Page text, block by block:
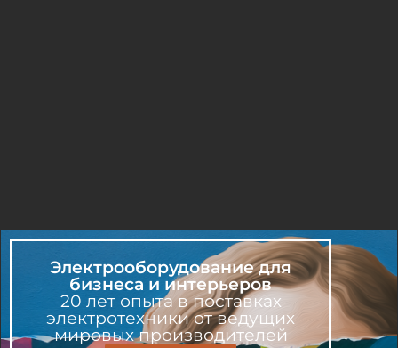
Электрооборудование для
бизнеса и интерьеров
20 лет опыта в поставках
электротехники от ведущих
мировых производителей